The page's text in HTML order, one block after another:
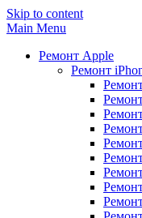
Skip to content
Main Menu
Ремонт Apple
Ремонт